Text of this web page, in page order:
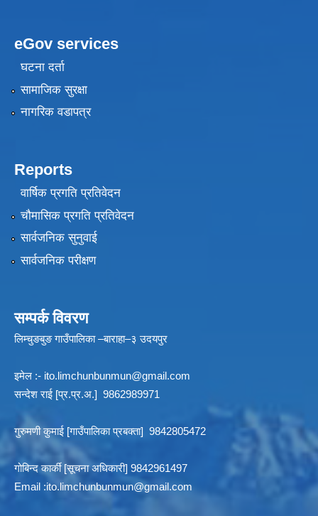
eGov services
घटना दर्ता
सामाजिक सुरक्षा
नागरिक वडापत्र
Reports
वार्षिक प्रगति प्रतिवेदन
चौमासिक प्रगति प्रतिवेदन
सार्वजनिक सुनुवाई
सार्वजनिक परीक्षण
सम्पर्क विवरण
लिम्चुङबुङ गाउँपालिका –बाराहा–३ उदयपुर
इमेल :- ito.limchunbunmun@gmail.com
सन्देश राई [प्र.प्र.अ.] 9862989971
गुरुमणी कुमाई [गाउँपालिका प्रबक्ता] 9842805472
गोबिन्द कार्की [सूचना अधिकारी] 9842961497
Email :ito.limchunbunmun@gmail.com